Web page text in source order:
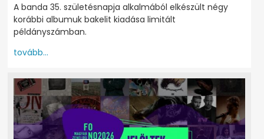
A banda 35. születésnapja alkalmából elkészült négy
korábbi albumuk bakelit kiadása limitált
példányszámban.
tovább...